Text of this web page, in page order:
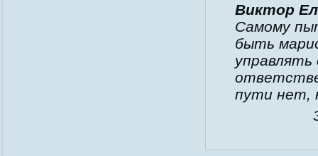
Виктор
Самому
быть
пути нет,